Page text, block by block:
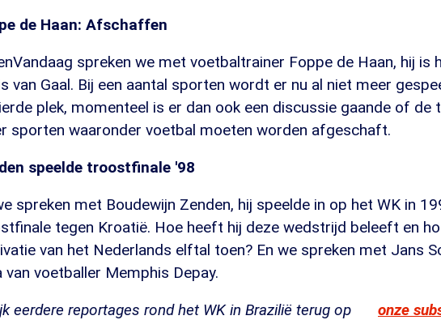
de Haan: Afschaffen
spreken we met voetbaltrainer Foppe de Haan, hij is
van Gaal. Bij een aantal sporten wordt er nu al niet meer
plek, momenteel is er dan ook een discussie gaande of de
sporten waaronder voetbal moeten worden afgeschaft.
speelde troostfinale '98
spreken met Boudewijn Zenden, hij speelde in op het WK in
tegen Kroatië. Hoe heeft hij deze wedstrijd beleeft en
van het Nederlands elftal toen? En we spreken met Jans
van voetballer Memphis Depay.
eerdere reportages rond het WK in Brazilië terug op
onze